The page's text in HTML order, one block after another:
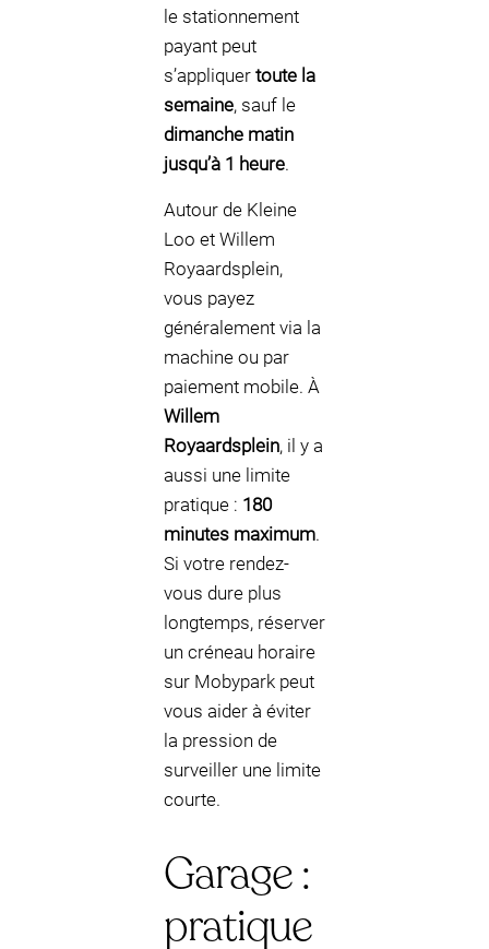
le stationnement
payant peut
s’appliquer toute la
semaine, sauf le
dimanche matin
jusqu’à 1 heure.
Autour de Kleine
Loo et Willem
Royaardsplein,
vous payez
généralement via la
machine ou par
paiement mobile. À
Willem
Royaardsplein, il y a
aussi une limite
pratique : 180
minutes maximum.
Si votre rendez-
vous dure plus
longtemps, réserver
un créneau horaire
sur Mobypark peut
vous aider à éviter
la pression de
surveiller une limite
courte.
Garage :
pratique